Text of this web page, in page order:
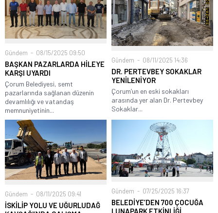
Gündem 08/15/2025 09:50
BAŞKAN PAZARLARDA HİLEYE
KARŞI UYARDI
Çorum Belediyesi, semt
pazarlarında sağlanan düzenin
devamlılığı ve vatandaş
memnuniyetinin...
Gündem 08/11/2025 14:36
DR. PERTEVBEY SOKAKLAR
YENİLENİYOR
Çorum’un en eski sokakları
arasında yer alan Dr. Pertevbey
Sokaklar...
Gündem 08/11/2025 09:41
İSKİLİP YOLU VE UĞURLUDAĞ
Gündem 07/25/2025 16:37
BELEDİYE’DEN 700 ÇOCUĞA
LUNAPARK ETKİNLİĞİ